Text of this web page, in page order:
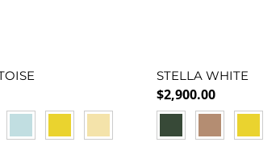
BLUE YELLOWGOLD
STELLA WHITE
Precio normal
$2,900.00
GREENORANGEYELLOW